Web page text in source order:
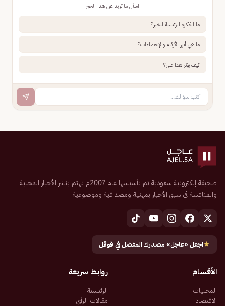
اسأل ما تريد عن هذا الخبر
ما الفكرة الرئيسية للخبر؟
ما هي أبرز الأرقام والإحصاءات؟
كيف يؤثر هذا علي؟
صحيفة إلكترونية سعودية تم تأسيسها عام 2007م تهتم بنشر الأخبار المحلية
والمنافسة في سبق الأخبار بمهنية ومصداقية وموضوعية
★اجعل «عاجل» مصدرك المفضل في قوقل
الأقسام
المحليات
الاقتصاد
روابط سريعة
الرئيسية
مقالات الرأي